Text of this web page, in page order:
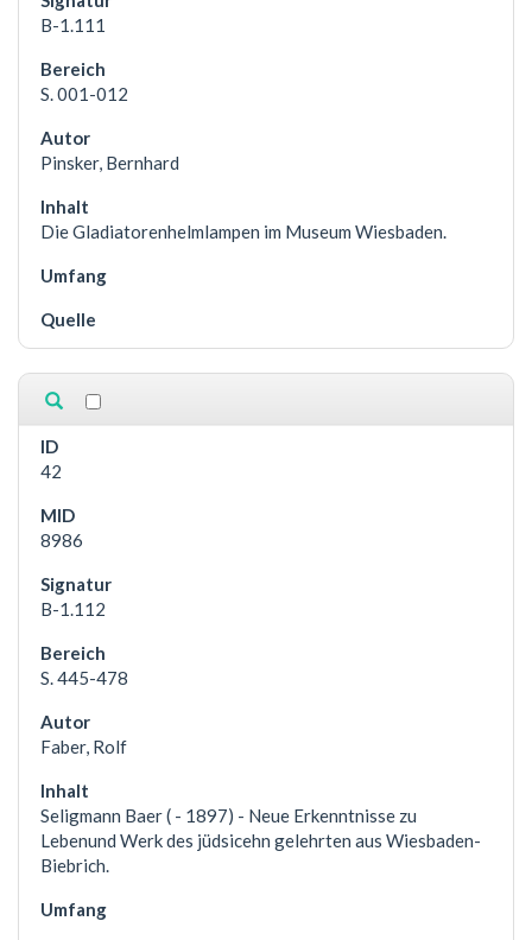
B-1.111
S. 001-012
Pinsker, Bernhard
Die Gladiatorenhelmlampen im Museum Wiesbaden.
42
8986
B-1.112
S. 445-478
Faber, Rolf
Seligmann Baer ( - 1897) - Neue Erkenntnisse zu
Lebenund Werk des jüdsicehn gelehrten aus Wiesbaden-
Biebrich.